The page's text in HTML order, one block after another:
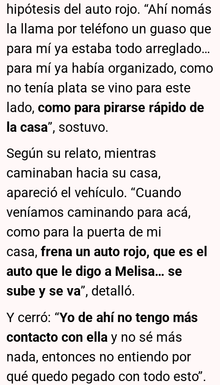
hipótesis del auto rojo. “Ahí nomás
la llama por teléfono un guaso que
para mí ya estaba todo arreglado…
para mí ya había organizado, como
no tenía plata se vino para este
lado, como para pirarse rápido de
la casa”, sostuvo.
Según su relato, mientras
caminaban hacia su casa,
apareció el vehículo. “Cuando
veníamos caminando para acá,
como para la puerta de mi
casa,frena un auto rojo, que es el
auto que le digo a Melisa… se
sube y se va”, detalló.
Y cerró: “Yo de ahí no tengo más
contacto con ella y no sé más
nada, entonces no entiendo por
qué quedo pegado con todo esto”.